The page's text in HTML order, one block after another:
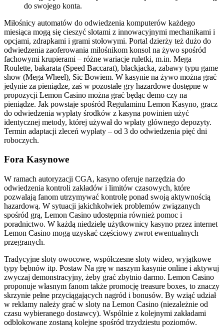
do swojego konta.
Miłośnicy automatów do odwiedzenia komputerów każdego
miesiąca mogą się cieszyć slotami z innowacyjnymi mechanikami i
opcjami, zdrapkami i grami stołowymi. Portal dzierży też dużo do
odwiedzenia zaoferowania miłośnikom konsol na żywo spośród
fachowymi krupierami – różne wariacje ruletki, m.in. Mega
Roulette, bakarata (Speed Baccarat), blackjacka, zabawy typu game
show (Mega Wheel), Sic Bowiem. W kasynie na żywo można grać
jedynie za pieniądze, zaś w pozostałe gry hazardowe dostępne w
propozycji Lemon Casino można grać będąc demo czy na
pieniądze. Jak powstaje spośród Regulaminu Lemon Kasyno, gracz
do odwiedzenia wypłaty środków z kasyna powinien użyć
identycznej metody, której używał do wpłaty głównego depozyty.
Termin adaptacji zleceń wypłaty – od 3 do odwiedzenia pięć dni
roboczych.
Fora Kasynowe
W ramach autoryzacji CGA, kasyno oferuje narzędzia do
odwiedzenia kontroli zakładów i limitów czasowych, które
pozwalają fanom utrzymywać kontrolę ponad swoją aktywnością
hazardową. W sytuacji jakichkolwiek problemów związanych
spośród grą, Lemon Casino udostępnia również pomoc i
poradnictwo. W każdą niedzielę użytkownicy kasyno przez internet
Lemon Casino mogą uzyskać częściowy zwrot ewentualnych
przegranych.
Tradycyjne sloty owocowe, współczesne sloty wideo, wyjątkowe
typy bębnów itp. Postaw Na grę w naszym kasynie online i aktywuj
zwyczaj demonstracyjny, żeby grać zbytnio darmo. Lemon Casino
proponuje własnym fanom także promocję treasure boxes, to znaczy
skrzynie pełne przyciągających nagród i bonusów. By wziąć udział
w reklamy należy grać w sloty na Lemon Casino (niezależnie od
czasu wybieranego dostawcy). Wspólnie z kolejnymi zakładami
odblokowane zostaną kolejne spośród trzydziestu poziomów.